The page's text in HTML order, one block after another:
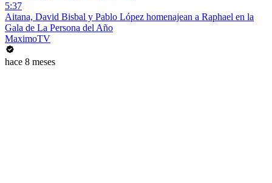
5:37
Aitana, David Bisbal y Pablo López homenajean a Raphael en la
Gala de La Persona del Año
MaximoTV
hace 8 meses